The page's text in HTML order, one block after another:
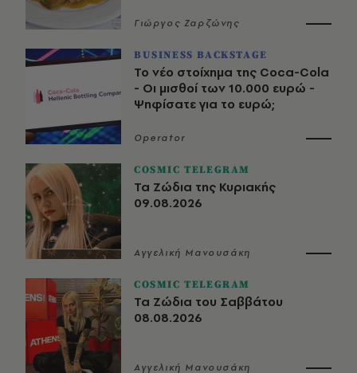
Γιώργος Ζαρζώνης
BUSINESS BACKSTAGE
Το νέο στοίχημα της Coca-Cola
- Οι μισθοί των 10.000 ευρώ -
Ψηφίσατε για το ευρώ;
Operator
COSMIC TELEGRAM
Τα Ζώδια της Κυριακής
09.08.2026
Αγγελική Μανουσάκη
COSMIC TELEGRAM
Τα Ζώδια του Σαββάτου
08.08.2026
Αγγελική Μανουσάκη